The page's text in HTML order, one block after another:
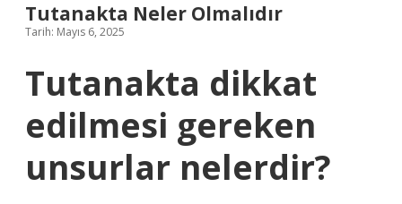
Tutanakta Neler Olmalıdır
Tarih: Mayıs 6, 2025
Tutanakta dikkat
edilmesi gereken
unsurlar nelerdir?